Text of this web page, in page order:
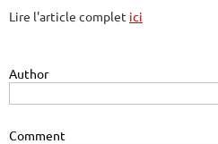
Lire l'article complet ici
Author
Comment